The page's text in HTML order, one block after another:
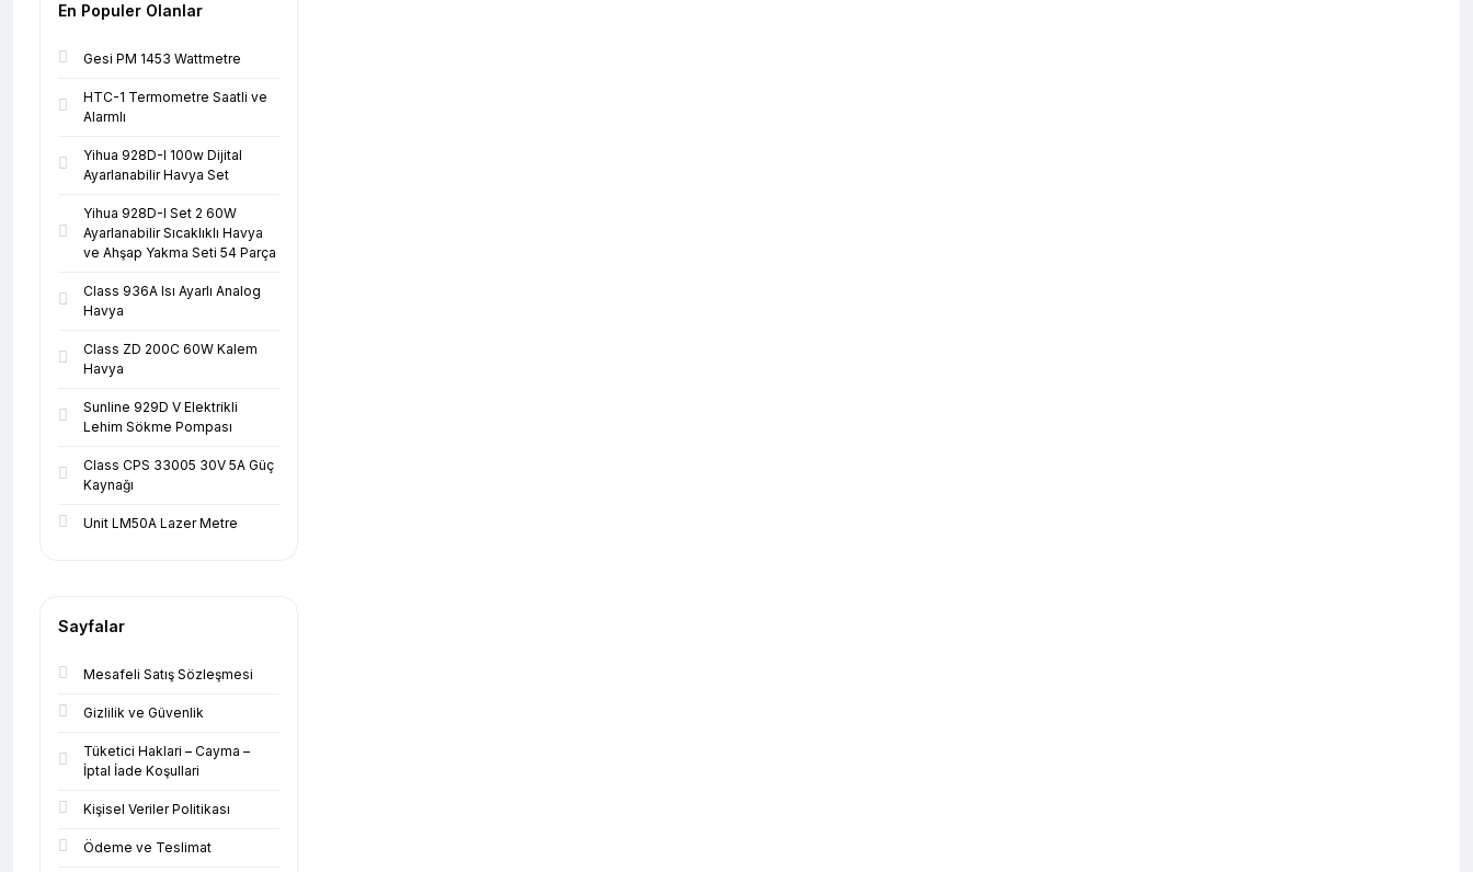
En Populer Olanlar
Gesi PM 1453 Wattmetre
HTC-1 Termometre Saatli ve
Alarmlı
Yihua 928D-I 100w Dijital
Ayarlanabilir Havya Set
Yihua 928D-I Set 2 60W
Ayarlanabilir Sıcaklıklı Havya
ve Ahşap Yakma Seti 54 Parça
Class 936A Isı Ayarlı Analog
Havya
Class ZD 200C 60W Kalem
Havya
Sunline 929D V Elektrikli
Lehim Sökme Pompası
Class CPS 33005 30V 5A Güç
Kaynağı
Unit LM50A Lazer Metre
Sayfalar
Mesafeli Satış Sözleşmesi
Gizlilik ve Güvenlik
Tüketici Haklari – Cayma –
İptal İade Koşullari
Kişisel Veriler Politikası
Ödeme ve Teslimat